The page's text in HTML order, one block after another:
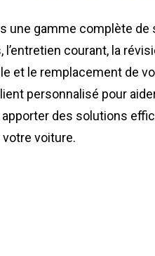
une gamme complète de
l’entretien courant, la
et le remplacement de
personnalisé pour
des solutions
voiture.